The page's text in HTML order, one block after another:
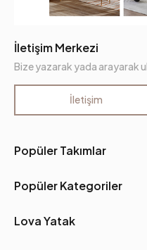
Popüler Takımlar
Popüler Kategoriler
Lova Yatak
İletişim Merkezi
Bize yazarak yada arayarak
İletişim